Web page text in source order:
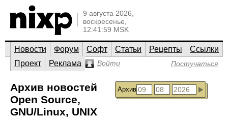
9 августа 2026,
воскресенье,
12:41:59 MSK
Новости Форум Софт Статьи Рецепты
Ссылки
Проект
Реклама Войти Постучаться
Архив
Архив новостей
Open Source,
GNU/Linux, UNIX